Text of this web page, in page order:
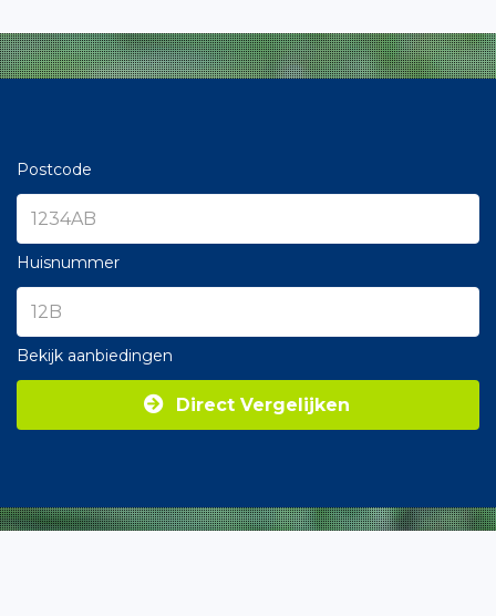
Postcode
Huisnummer
Bekijk aanbiedingen
Direct Vergelijken